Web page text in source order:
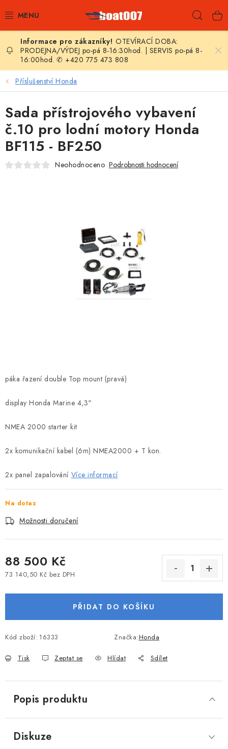
na
E-SHOP
AKČNÍ SLEVY
ZPRAVODAJ
KONTAKTY
LODNÍ ELEKTROMOTORY
PRAMICE A MOTOROVÉ VESLICE
PŘÍSLUŠENSTVÍ K MOTORŮM
ZNAČKY
Servis
Reklamace
Obchodní podmínky
Podmínky ochrany osobních údajů
OTEVÍRACÍ DOBA:
PRODEJNA/VÝDEJ po-pá 8-16:30hod. | SERVIS po-pá 8-
16:00hod. ✆ +420 775 473 808
Příslušenství Honda
páka řazení double Top mount (pravá)
display Honda Marine 4,3"
NMEA 2000 starter kit
2x komunikační kabel (6m) NMEA2000 + T kon.
2x panel zapalování Více informací
Na dotaz
Možnosti doručení
88 500 Kč
73 140,50 Kč bez DPH
PŘIDAT DO KOŠÍKU
Kód zboží: 16333 Značka:Honda
Tisk Zeptat se Hlídat Sdílet
Sada přístrojového vybavení
č.10 pro lodní motory Honda
BF115 - BF250
Neohodnoceno Podrobnosti hodnocení
Popis produktu
Diskuze